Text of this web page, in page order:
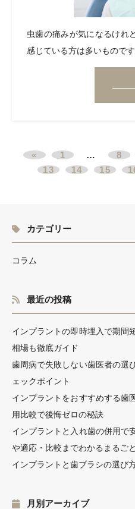
虫歯の痛みが気になるけれ
感じている方は多いもので
« 1 … 8
13
14 15
カテゴリー
コラム
最近の投稿
インプラントの即時埋入で期間
相場も徹底ガイド
歯周病で失敗しない歯医者の選
ェックポイント
インプラントをおすすめする歯
用比較で後悔ゼロの秘訣
インプラントと入れ歯の併用で
や適応・比較までわかるまるご
インプラントと歯ブラシの選び
月別アーカイブ